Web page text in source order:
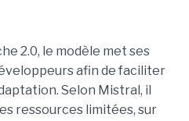
2.0, le modèle met ses
afin de faciliter
Selon Mistral, il
ressources limitées, sur